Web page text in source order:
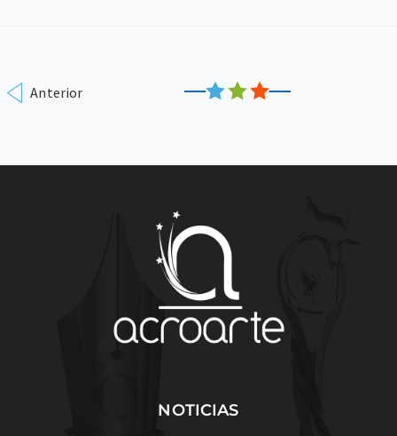
Anterior
NOTICIAS